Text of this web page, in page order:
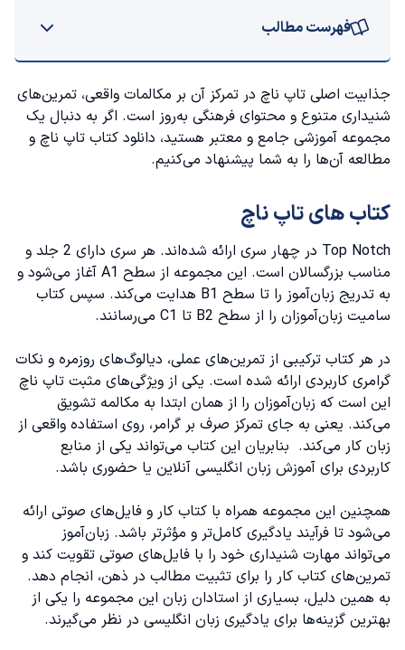
فهرست مطالب
کتاب های تاپ ناچ
کتاب های تاپ ناچ به ترتیب (سطح کتاب تاپ ناچ)
کتاب Top Notch B Fundamentals
کتاب Top Notch 1A
کتاب Top Notch 1B
کتاب Top Notch 2A
کتاب Top Notch 2B
کتاب Top Notch 3A
کتاب Top Notch 3B
ویژگی کتاب های تاپ ناچ
کتاب های تاپ ناچ را چگونه بخوانیم؟
تاپ ناچ یا امریکن انگلیش فایل؟
جذابیت اصلی تاپ ناچ در تمرکز آن بر مکالمات واقعی، تمرین‌های
شنیداری متنوع و محتوای فرهنگی به‌روز است. اگر به دنبال یک
مجموعه آموزشی جامع و معتبر هستید، دانلود کتاب تاپ ناچ و
مطالعه آن‌ها را به شما پیشنهاد می‌کنیم.
کتاب های تاپ ناچ
Top Notch در چهار سری ارائه شده‌اند. هر سری دارای 2 جلد و
مناسب بزرگسالان است. این مجموعه از سطح A1 آغاز می‌شود و
به‌ تدریج زبان‌آموز را تا سطح B1 هدایت می‌کند. سپس
کتاب
سامیت زبان‌آموزان را از سطح B2 تا C1 می‌رسانند.
در هر کتاب ترکیبی از تمرین‌های عملی، دیالوگ‌های روزمره و نکات
گرامری کاربردی ارائه شده است. یکی از ویژگی‌های مثبت تاپ ناچ
این است که زبان‌آموزان را از همان ابتدا به مکالمه تشویق
می‌کند. یعنی به جای تمرکز صرف بر گرامر، روی استفاده واقعی از
زبان کار می‌کند. بنابریان این کتاب می‌تواند یکی از منابع
کاربردی برای آموزش زبان انگلیسی آنلاین یا حضوری باشد.
همچنین این مجموعه همراه با کتاب کار و فایل‌های صوتی ارائه
می‌شود تا فرآیند یادگیری کامل‌تر و مؤثرتر باشد. زبان‌آموز
می‌تواند مهارت شنیداری خود را با فایل‌های صوتی تقویت کند و
تمرین‌های کتاب کار را برای تثبیت مطالب در ذهن، انجام دهد.
به همین دلیل، بسیاری از استادان زبان این مجموعه را یکی از
بهترین گزینه‌ها برای یادگیری زبان انگلیسی در نظر می‌گیرند.